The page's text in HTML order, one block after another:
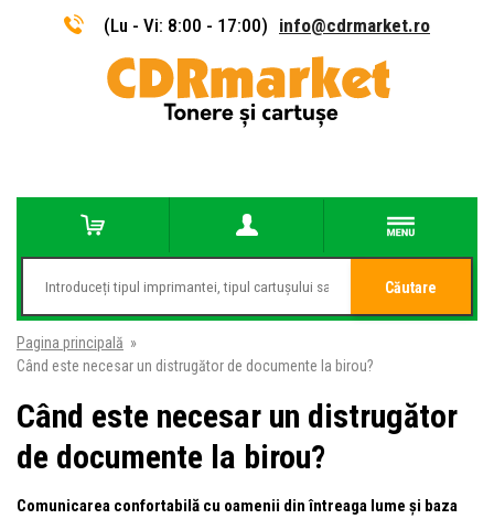
(Lu - Vi: 8:00 - 17:00) info@cdrmarket.ro
Căutare
Pagina principală »
Când este necesar un distrugător de documente la birou?
Când este necesar un distrugător
de documente la birou?
Comunicarea confortabilă cu oamenii din întreaga lume și baza